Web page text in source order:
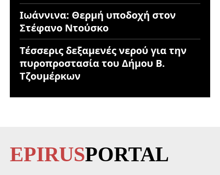
Ιωάννινα: Θερμή υποδοχή στον
Στέφανο Ντούσκο
Τέσσερις δεξαμενές νερού για την
πυροπροστασία του Δήμου Β.
Τζουμέρκων
EPIRUSPORTAL